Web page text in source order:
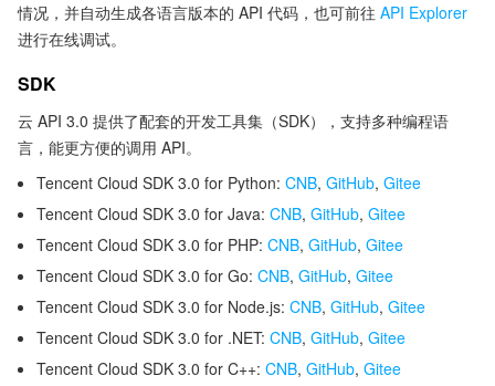
情况，并自动生成各语言版本的 API 代码，也可前往 API Explorer
进行在线调试。
SDK
云 API 3.0 提供了配套的开发工具集（SDK），支持多种编程语
言，能更方便的调用 API。
Tencent Cloud SDK 3.0 for Python: CNB, GitHub, Gitee
Tencent Cloud SDK 3.0 for Java: CNB, GitHub, Gitee
Tencent Cloud SDK 3.0 for PHP: CNB, GitHub, Gitee
Tencent Cloud SDK 3.0 for Go: CNB, GitHub, Gitee
Tencent Cloud SDK 3.0 for Node.js: CNB, GitHub, Gitee
Tencent Cloud SDK 3.0 for .NET: CNB, GitHub, Gitee
Tencent Cloud SDK 3.0 for C++: CNB, GitHub, Gitee